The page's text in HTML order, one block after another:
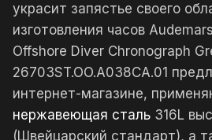
украсит запястье своего
изготовления часов
Offshore Diver Chronograph
26703ST.OO.A038CA.01
интернет-магазине,
нержавеющая сталь 316L
(Швейцарский стандарт), а